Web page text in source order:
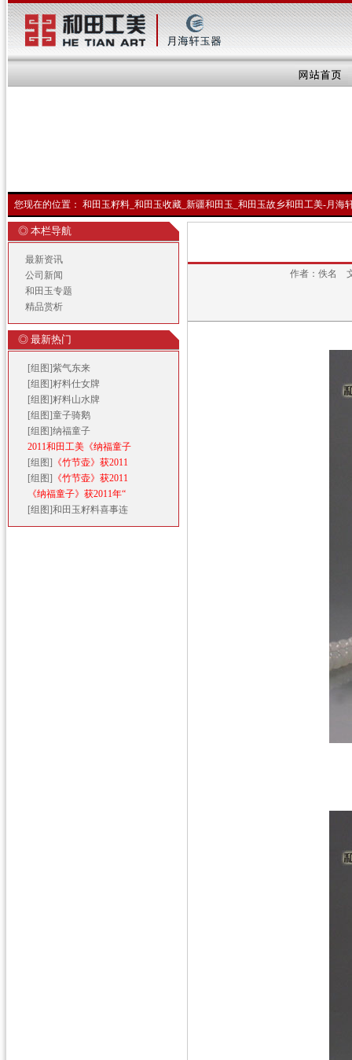
您现在的位置： 和田玉籽料_和田玉收藏_新疆和田玉_和田玉故乡和田工美-月海
◎ 本栏导航
最新资讯
公司新闻
和田玉专题
精品赏析
◎ 最新热门
[组图]紫气东来
[组图]籽料仕女牌
[组图]籽料山水牌
[组图]童子骑鹅
[组图]纳福童子
2011和田工美《纳福童子
[组图]
《竹节壶》获2011
[组图]
《竹节壶》获2011
《纳福童子》获2011年“
[组图]和田玉籽料喜事连
作者：佚名